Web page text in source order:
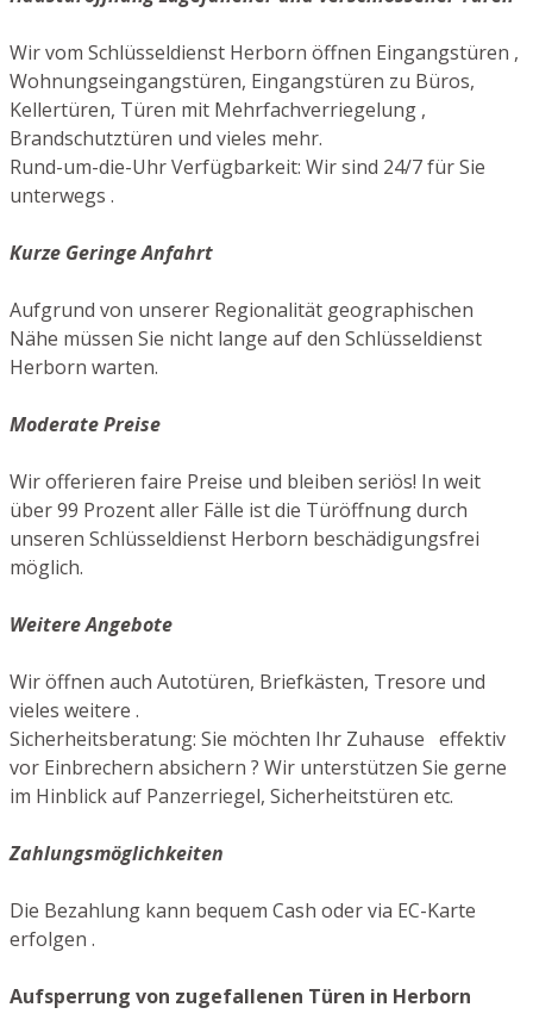
Wir vom Schlüsseldienst Herborn öffnen Eingangstüren ,
Wohnungseingangstüren, Eingangstüren zu Büros,
Kellertüren, Türen mit Mehrfachverriegelung ,
Brandschutztüren und vieles mehr.
Rund-um-die-Uhr Verfügbarkeit: Wir sind 24/7 für Sie
unterwegs .
Kurze Geringe Anfahrt
Aufgrund von unserer Regionalität geographischen
Nähe müssen Sie nicht lange auf den Schlüsseldienst
Herborn warten.
Moderate Preise
Wir offerieren faire Preise und bleiben seriös! In weit
über 99 Prozent aller Fälle ist die Türöffnung durch
unseren Schlüsseldienst Herborn beschädigungsfrei
möglich.
Weitere Angebote
Wir öffnen auch Autotüren, Briefkästen, Tresore und
vieles weitere .
Sicherheitsberatung: Sie möchten Ihr Zuhause effektiv
vor Einbrechern absichern ? Wir unterstützen Sie gerne
im Hinblick auf Panzerriegel, Sicherheitstüren etc.
Zahlungsmöglichkeiten
Die Bezahlung kann bequem Cash oder via EC-Karte
erfolgen .
Aufsperrung von zugefallenen Türen in Herborn